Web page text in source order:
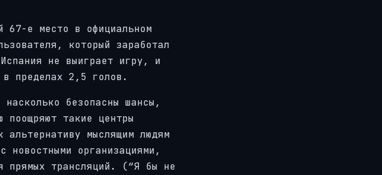
67-е место в официальном
который заработал
не выиграет игру, и
в пределах 2,5 голов.
безопасны шансы,
поощряют такие центры
мыслящим людям
новостными организациями,
прямых трансляций. (“Я бы не